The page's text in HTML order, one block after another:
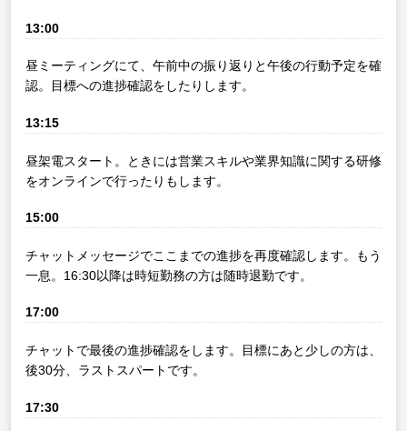
13:00
昼ミーティングにて、午前中の振り返りと午後の行動予定を確
認。目標への進捗確認をしたりします。
13:15
昼架電スタート。ときには営業スキルや業界知識に関する研修
をオンラインで行ったりもします。
15:00
チャットメッセージでここまでの進捗を再度確認します。もう
一息。16:30以降は時短勤務の方は随時退勤です。
17:00
チャットで最後の進捗確認をします。目標にあと少しの方は、
後30分、ラストスパートです。
17:30